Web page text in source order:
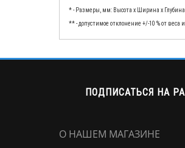
* - Размеры, мм: Высота x Ширина x
** - допустимое отклонение +/-10 % от веса
ПОДПИСАТЬСЯ НА
О НАШЕМ МАГАЗИНЕ